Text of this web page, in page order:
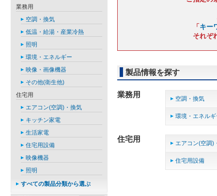
「キー
それぞ
製品情報を探す
業務用 空調・換気
環境・エネル
住宅用 エアコン(空調)
住宅用設備
業務用
空調・換気
低温・給湯・産業冷熱
照明
環境・エネルギー
映像・画像機器
その他(衛生他)
住宅用
エアコン(空調)・換気
キッチン家電
生活家電
住宅用設備
映像機器
照明
すべての製品分類から選ぶ